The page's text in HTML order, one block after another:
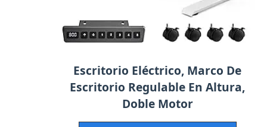
Escritorio Eléctrico, Marco De
Escritorio Regulable En Altura,
Doble Motor